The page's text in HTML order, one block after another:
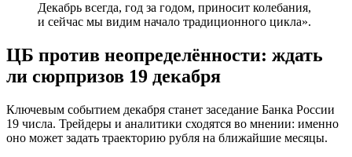
Декабрь всегда, год за годом, приносит колебания,
и сейчас мы видим начало традиционного цикла».
ЦБ против неопределённости: ждать
ли сюрпризов 19 декабря
Ключевым событием декабря станет заседание Банка России
19 числа. Трейдеры и аналитики сходятся во мнении: именно
оно может задать траекторию рубля на ближайшие месяцы.